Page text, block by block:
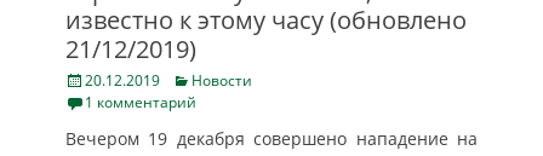
известно к этому часу (обновлено
21/12/2019)
Posted
on
20.12.2019 Categories
Новости
1 комментарий
Вечером 19 декабря совершено нападение на